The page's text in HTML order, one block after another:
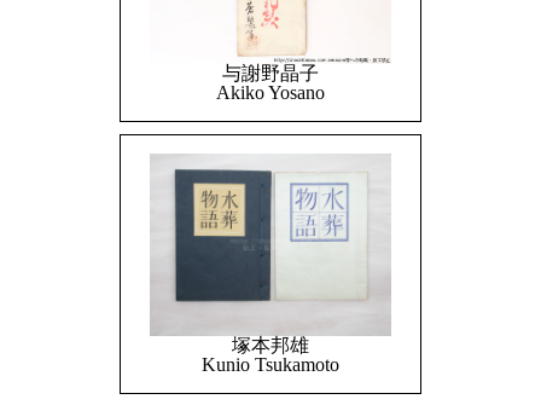
与謝野晶子
Akiko Yosano
塚本邦雄
Kunio Tsukamoto